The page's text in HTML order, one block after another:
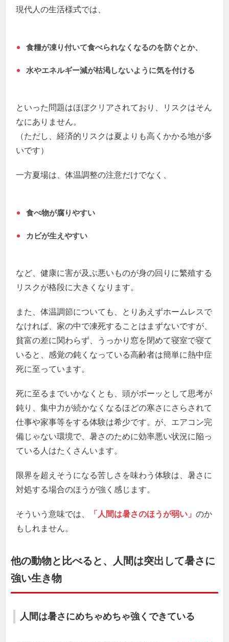
現代人の生活様式では、
食糧が凍り付いて食べられなくなるのを防ぐとか、
水やエネルギー減が枯渇しないように気を付ける
といった問題はほぼクリアされており、リスクはそん
なにありません。
（ただし、経済的リスクは夏よりも高くかかる地が多
いです）
一方夏場は、体温調整の注意だけでなく、
食べ物が腐りやすい
カビが生えやすい
など、健康に害が及ぶ悪いものが身の回りに繁殖する
リスクが格段に大きくなります。
また、体温調節についても、とりあえずホームレスで
なければ、家の中で凍死することはまずないですが、
貧富の差に関わらず、うっかり窓を閉めて寝室で寝て
いると、感覚の鈍くなっている高齢者は簡単に熱中症
死に至っています。
死に至るまでいかなくとも、頭がボーッとして思考が
鈍り、集中力が続かなくなるほどの寒さにさらされて
仕事や家事等をする体験は希少です。が、エアコン完
備じゃない環境で、暑さのために効率悪い状況に陥っ
ている人はたくさんいます。
限界を超えそうになる苦しさを味わう体験は、暑さに
対処する場合のほうが強く感じます。
そういう意味では、 「人間は暑さのほうが弱い」のか
もしれません。
他の動物と比べると、人間は突出して暑さに
強い生き物
人間は暑さにめちゃめちゃ強くできている